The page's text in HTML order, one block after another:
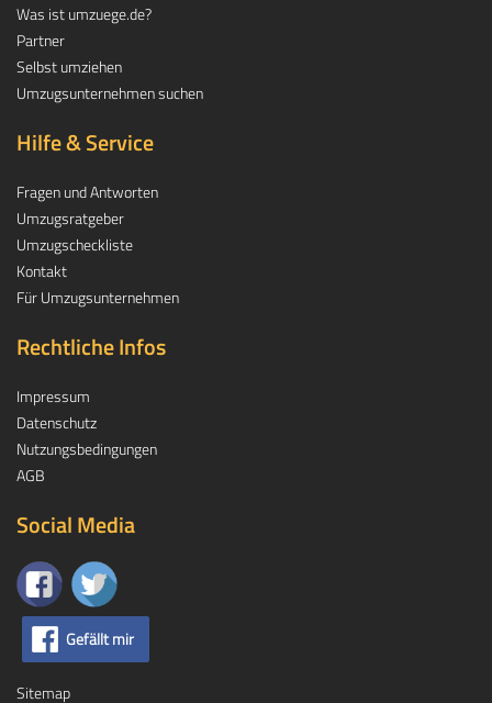
Was ist umzuege.de?
Partner
Selbst umziehen
Umzugsunternehmen suchen
Hilfe & Service
Fragen und Antworten
Umzugsratgeber
Umzugscheckliste
Kontakt
Für Umzugsunternehmen
Rechtliche Infos
Impressum
Datenschutz
Nutzungsbedingungen
AGB
Social Media
Gefällt mir
Sitemap